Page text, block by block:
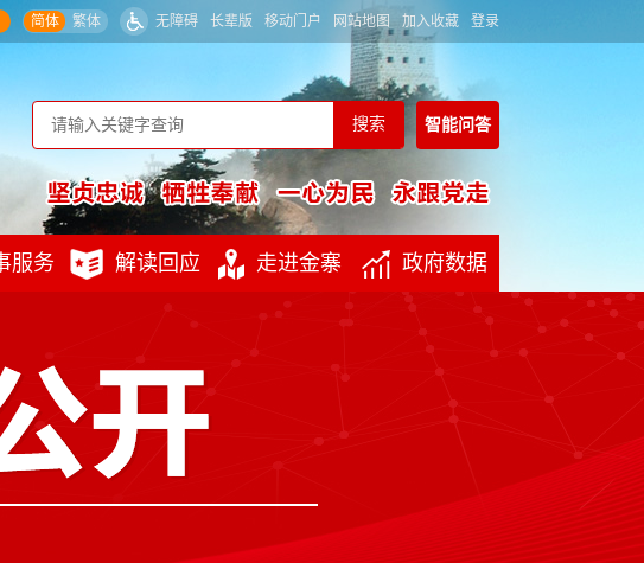
简体 繁体 无障碍 长辈版 移动门户 网站地图 加入收藏 登录
智能问答
服务 解读回应 走进金寨 政府数据